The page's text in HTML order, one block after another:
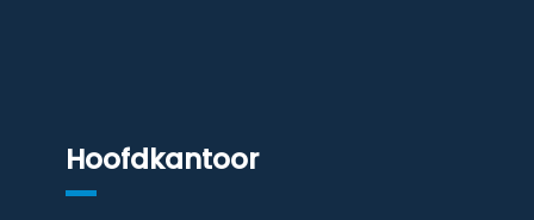
Hoofdkantoor